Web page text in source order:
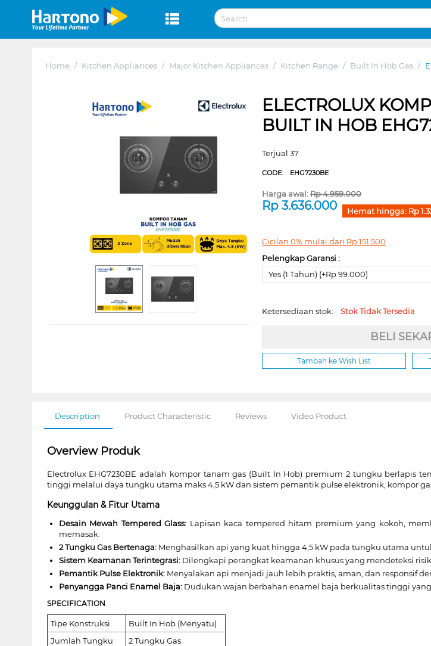
Home / Kitchen Appliances / Major Kitchen Appliances / Kitchen Range / Built In Hob Gas /
ELECTROLUX
BUILT IN HOB
Terjual 37
CODE: EHG7230BE
Harga awal:Rp4.959.000
Rp3.636.000 Hemat hingga: Rp
Cicilan 0% mulai dari Rp151.500
Pelengkap Garansi :
Yes (1 Tahun) (+Rp 99.000)
Ketersediaan stok:Stok Tidak Tersedia
BELI
Tambah ke Wish List
Description Product Characteristic Reviews Video Product
Overview Produk
Electrolux EHG7230BE adalah kompor tanam gas (Built In Hob) premium 2 tungku berlapis
tinggi melalui daya tungku utama maks 4,5 kW dan sistem pemantik pulse elektronik, kompor
Keunggulan & Fitur Utama
Desain Mewah Tempered Glass: Lapisan kaca tempered hitam premium yang kokoh,
memasak.
2 Tungku Gas Bertenaga:Menghasilkan api yang kuat hingga 4,5 kW pada tungku utama
Sistem Keamanan Terintegrasi:Dilengkapi perangkat keamanan khusus yang mendeteksi
Pemantik Pulse Elektronik:Menyalakan api menjadi jauh lebih praktis, aman, dan responsif
Penyangga Panci Enamel Baja:Dudukan wajan berbahan enamel baja berkualitas tinggi
SPECIFICATION
Tipe Konstruksi
Built In Hob (Menyatu)
Jumlah Tungku
2 Tungku Gas